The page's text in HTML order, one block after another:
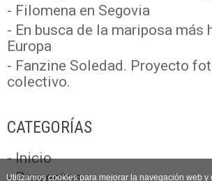
- Filomena en Segovia
- En busca de la mariposa más
Europa
- Fanzine Soledad. Proyecto
colectivo.
CATEGORÍAS
- Inicio
- Proyectos
Utilizamos cookies para mejorar la navegación web y